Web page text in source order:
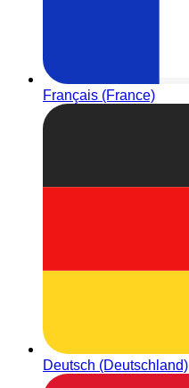
Français (France)
Deutsch (Deutschland)